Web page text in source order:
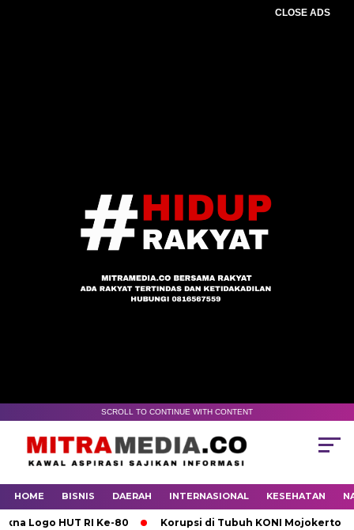
CLOSE ADS
SCROLL TO CONTINUE WITH CONTENT
HOME BISNIS DAERAH INTERNASIONAL KESEHATAN
HUT RI Ke-80 Korupsi di Tubuh KONI Mojokerto Karena